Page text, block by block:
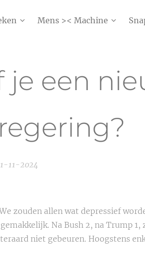
Mens >< Machine
je een
11-2024
zouden allen wat depressief
Na Bush 2, na Trump 1,
niet gebeuren. Hoogstens